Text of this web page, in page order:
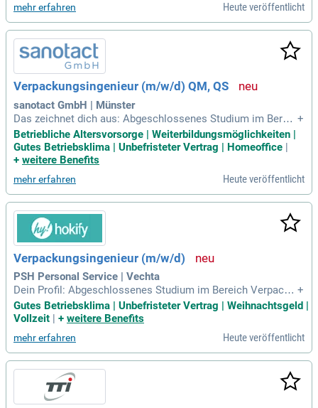
Maßnahmen bei Abweichungen. Sie arbeiten eng mit interdi
sziplinären Teams, einschließlich Einkauf und Qualitätssich
erung, zusammen. Ein erfolgreich abgeschlossenes Studiu
m der Verpackungstechnologie oder eine vergleichbare Aus
bildung ist Voraussetzung. Zudem bringen Sie mehrjährige
Berufserfahrung im Bereich der Verpackungsentwicklung, id
ealerweise in der FMCG-Industrie, mit. Kommunikationsstär
ke und eine strukturierte Arbeitsweise fördern die erfolgreic
he Zusammenarbeit mit internen und externen Partnern.
mehr erfahren Heute veröffentlicht
Verpackungsingenieur (m/w/d) QM, QS
sanotact GmbH | Münster
Das zeichnet dich aus: Abgeschlossenes Studium im Bereic
h Verpackungstechnik, Verpackungstechnologie oder eine v
ergleichbare technische Ausbildung.
+
Betriebliche Altersvorsorge | Weiterbildungsmöglichkeiten |
Gutes Betriebsklima | Unbefristeter Vertrag | Homeoffice |
+ weitere Benefits
mehr erfahren Heute veröffentlicht
Verpackungsingenieur (m/w/d)
PSH Personal Service | Vechta
Dein Profil: Abgeschlossenes Studium im Bereich Verpacku
ngstechnik, Materialwissenschaften, Maschinenbau oder Ve
rfahrenstechnik mit Schwerpunkt Verpackung; Mehrjährige
dustriellen Verpackungsentwicklung
+
Gutes Betriebsklima | Unbefristeter Vertrag | Weihnachtsgeld |
Vollzeit | + weitere Benefits
mehr erfahren Heute veröffentlicht